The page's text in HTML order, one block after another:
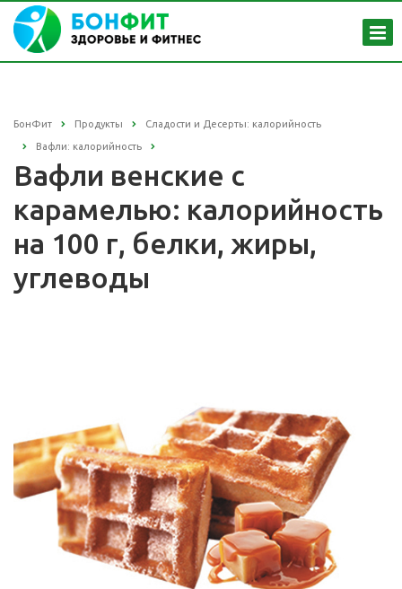
БонФит Продукты Сладости и Десерты: калорийность
Вафли: калорийность
Вафли венские с
карамелью: калорийность
на 100 г, белки, жиры,
углеводы